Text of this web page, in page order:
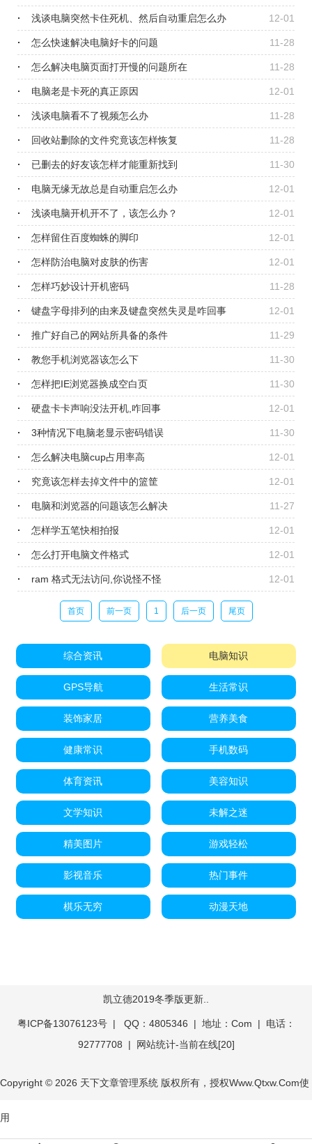
12-01
浅谈电脑突然卡住死机、然后自动重启怎么办
11-28
怎么快速解决电脑好卡的问题
11-28
怎么解决电脑页面打开慢的问题所在
12-01
电脑老是卡死的真正原因
11-28
浅谈电脑看不了视频怎么办
11-28
回收站删除的文件究竟该怎样恢复
11-30
已删去的好友该怎样才能重新找到
12-01
电脑无缘无故总是自动重启怎么办
12-01
浅谈电脑开机开不了，该怎么办？
12-01
怎样留住百度蜘蛛的脚印
12-01
怎样防治电脑对皮肤的伤害
11-28
怎样巧妙设计开机密码
12-01
键盘字母排列的由来及键盘突然失灵是咋回事
11-29
推广好自己的网站所具备的条件
11-30
教您手机浏览器该怎么下
11-30
怎样把IE浏览器换成空白页
12-01
硬盘卡卡声响没法开机,咋回事
11-30
3种情况下电脑老显示密码错误
12-01
怎么解决电脑cup占用率高
12-01
究竟该怎样去掉文件中的篮筐
11-27
电脑和浏览器的问题该怎么解决
12-01
怎样学五笔快相拍报
12-01
怎么打开电脑文件格式
12-01
ram 格式无法访问,你说怪不怪
首页 前一页 1 后一页 尾页
综合资讯 电脑知识
GPS导航 生活常识
装饰家居 营养美食
健康常识 手机数码
体育资讯 美容知识
文学知识 未解之迷
精美图片 游戏轻松
影视音乐 热门事件
棋乐无穷 动漫天地
凯立德2019冬季版更新..
粤ICP备13076123号| QQ：4805346 | 地址：Com | 电话：
92777708 | 网站统计-当前在线[20]
Copyright © 2026 天下文章管理系统 版权所有，授权Www.Qtxw.Com使
用